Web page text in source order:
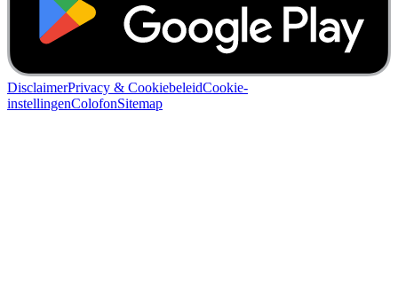
DisclaimerPrivacy & CookiebeleidCookie-
instellingenColofonSitemap